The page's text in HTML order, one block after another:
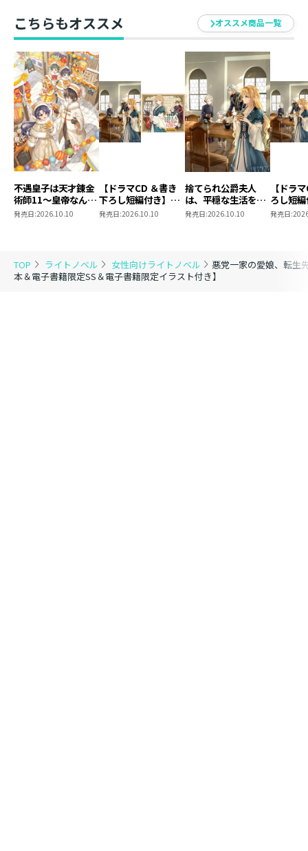
TOP ライトノベル 女性向けライトノベル
悪党一家の愛娘、転生
本＆電子書籍限定SS＆電子書籍限定イラスト付き】
第6巻
不要です！～ 同時
発売まとめ買いセッ
最上級
さま、
要です
第6巻（
ックス）
こちらもオススメ オススメ商品一覧
不遇皇子は天才錬金
術師11～皇帝なんて
柄じゃないので弟妹
発売日:2026.10.10
【ドラマCD ＆書き
下ろし短編付き】捨
てられ公爵夫人は、
サイン本】
発売日:2026.10.10
捨てられ公爵夫人
は、平穏な生活をお
望みのようです5
発売日:2026.10.10
【ドラ
ろし短
られ公
発売日: